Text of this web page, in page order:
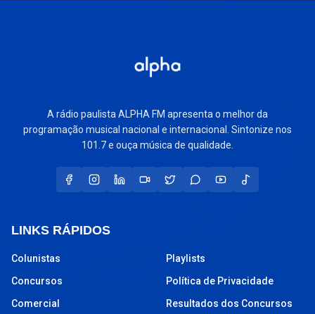
A rádio paulista ALPHA FM apresenta o melhor da
programação musical nacional e internacional. Sintonize nos
101.7 e ouça música de qualidade.
LINKS RÁPIDOS
Colunistas
Concursos
Comercial
Playlists
Política de Privacidade
Resultados dos Concursos